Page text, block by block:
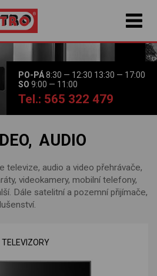
PO-PÁ8:30 — 12:30 13:30 — 17:00
SO 9:00 — 11:00
Tel.: 565 322 479
AUDIO
televize, audio a video přehrávače,
videokamery, mobilní telefony,
Dále satelitní a pozemní přijímače,
TELEVIZORY